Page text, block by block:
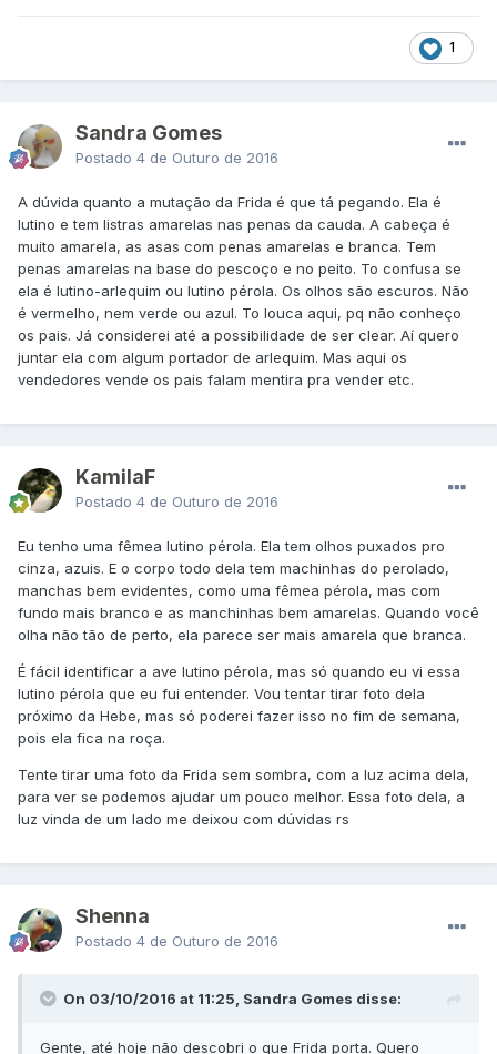
1
Sandra Gomes
Postado 4 de Outuro de 2016
A dúvida quanto a mutação da Frida é que tá pegando. Ela é
lutino e tem listras amarelas nas penas da cauda. A cabeça é
muito amarela, as asas com penas amarelas e branca. Tem
penas amarelas na base do pescoço e no peito. To confusa se
ela é lutino-arlequim ou lutino pérola. Os olhos são escuros. Não
é vermelho, nem verde ou azul. To louca aqui, pq não conheço
os pais. Já considerei até a possibilidade de ser clear. Aí quero
juntar ela com algum portador de arlequim. Mas aqui os
vendedores vende os pais falam mentira pra vender etc.
KamilaF
Postado 4 de Outuro de 2016
Eu tenho uma fêmea lutino pérola. Ela tem olhos puxados pro
cinza, azuis. E o corpo todo dela tem machinhas do perolado,
manchas bem evidentes, como uma fêmea pérola, mas com
fundo mais branco e as manchinhas bem amarelas. Quando você
olha não tão de perto, ela parece ser mais amarela que branca.
É fácil identificar a ave lutino pérola, mas só quando eu vi essa
lutino pérola que eu fui entender. Vou tentar tirar foto dela
próximo da Hebe, mas só poderei fazer isso no fim de semana,
pois ela fica na roça.
Tente tirar uma foto da Frida sem sombra, com a luz acima dela,
para ver se podemos ajudar um pouco melhor. Essa foto dela, a
luz vinda de um lado me deixou com dúvidas rs
Shenna
Postado 4 de Outuro de 2016
On 03/10/2016 at 11:25, Sandra Gomes disse:
Gente, até hoje não descobri o que Frida porta. Quero